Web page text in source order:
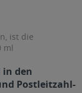
ist die
ml
in den
Postleitzahl-